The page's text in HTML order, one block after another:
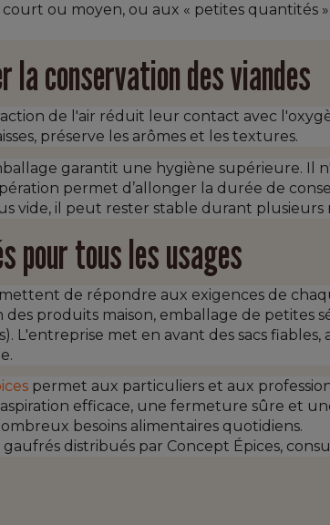
ou moyen, ou aux « petites quantités ».
la conservation des viandes
de l'air réduit leur contact avec
préserve les arômes et les textures.
garantit une hygiène supérieure. Il
permet d’allonger la durée de
vide, il peut rester stable durant plusieurs
pour tous les usages
de répondre aux exigences de
produits maison, emballage de petites
L'entreprise met en avant des sacs
permet aux particuliers et aux
efficace, une fermeture sûre et
besoins alimentaires quotidiens.
gaufrés distribués par Concept Épices,